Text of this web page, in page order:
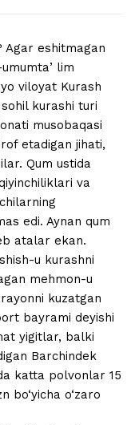
Agar eshitmagan
viloyat Kurash
kurashi turi
musobaqasi
etadigan jihati,
Qum ustida
va
edi. Aynan qum
atalar ekan.
u kurashni
mehmon-u
kuzatgan
bayrami deyishi
yigitlar, balki
Barchindek
katta polvonlar 15
bo‘yicha o‘zaro